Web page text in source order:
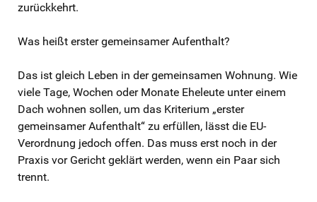
zurückkehrt.
Was heißt erster gemeinsamer Aufenthalt?
Das ist gleich Leben in der gemeinsamen Wohnung. Wie
viele Tage, Wochen oder Monate Eheleute unter einem
Dach wohnen sollen, um das Kriterium „erster
gemeinsamer Aufenthalt“ zu erfüllen, lässt die EU-
Verordnung jedoch offen. Das muss erst noch in der
Praxis vor Gericht geklärt werden, wenn ein Paar sich
trennt.